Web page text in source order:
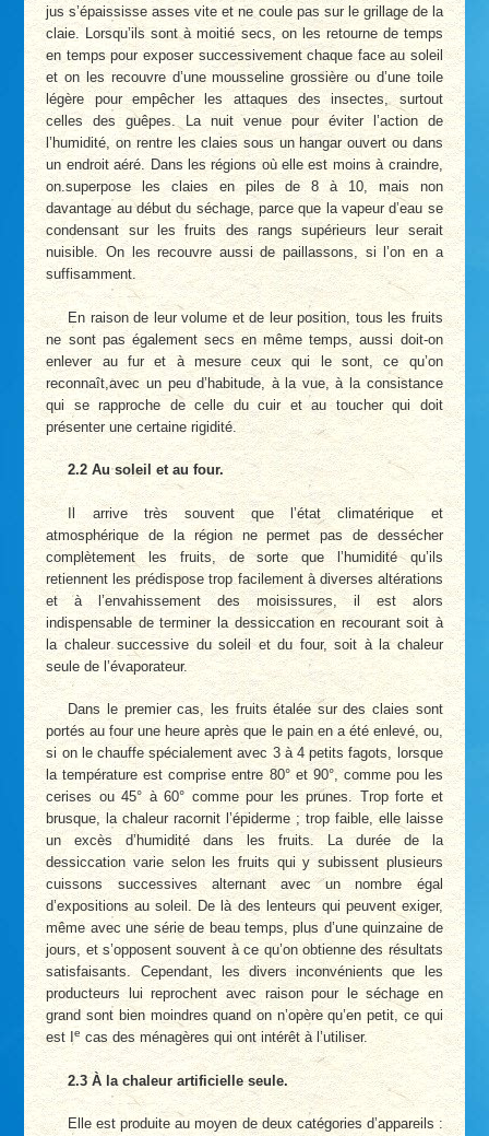
jus s’épaississe asses vite et ne coule pas sur le grillage de la
claie. Lorsqu’ils sont à moitié secs, on les retourne de temps
en temps pour exposer successivement chaque face au soleil
et on les recouvre d’une mousseline grossière ou d’une toile
légère pour empêcher les attaques des insectes, surtout
celles des guêpes. La nuit venue pour éviter l’action de
l’humidité, on rentre les claies sous un hangar ouvert ou dans
un endroit aéré. Dans les régions où elle est moins à craindre,
on.superpose les claies en piles de 8 à 10, mais non
davantage au début du séchage, parce que la vapeur d’eau se
condensant sur les fruits des rangs supérieurs leur serait
nuisible. On les recouvre aussi de paillassons, si l’on en a
suffisamment.
En raison de leur volume et de leur position, tous les fruits
ne sont pas également secs en même temps, aussi doit-on
enlever au fur et à mesure ceux qui le sont, ce qu’on
reconnaît,avec un peu d’habitude, à la vue, à la consistance
qui se rapproche de celle du cuir et au toucher qui doit
présenter une certaine rigidité.
2.2 Au soleil et au four.
Il arrive très souvent que l’état climatérique et
atmosphérique de la région ne permet pas de dessécher
complètement les fruits, de sorte que l’humidité qu’ils
retiennent les prédispose trop facilement à diverses altérations
et à l’envahissement des moisissures, il est alors
indispensable de terminer la dessiccation en recourant soit à
la chaleur successive du soleil et du four, soit à la chaleur
seule de l’évaporateur.
Dans le premier cas, les fruits étalée sur des claies sont
portés au four une heure après que le pain en a été enlevé, ou,
si on le chauffe spécialement avec 3 à 4 petits fagots, lorsque
la température est comprise entre 80° et 90°, comme pou les
cerises ou 45° à 60° comme pour les prunes. Trop forte et
brusque, la chaleur racornit l’épiderme ; trop faible, elle laisse
un excès d’humidité dans les fruits. La durée de la
dessiccation varie selon les fruits qui y subissent plusieurs
cuissons successives alternant avec un nombre égal
d’expositions au soleil. De là des lenteurs qui peuvent exiger,
même avec une série de beau temps, plus d’une quinzaine de
jours, et s’opposent souvent à ce qu’on obtienne des résultats
satisfaisants. Cependant, les divers inconvénients que les
producteurs lui reprochent avec raison pour le séchage en
grand sont bien moindres quand on n’opère qu’en petit, ce qui
est Ie cas des ménagères qui ont intérêt à l’utiliser.
2.3 À la chaleur artificielle seule.
Elle est produite au moyen de deux catégories d’appareils :